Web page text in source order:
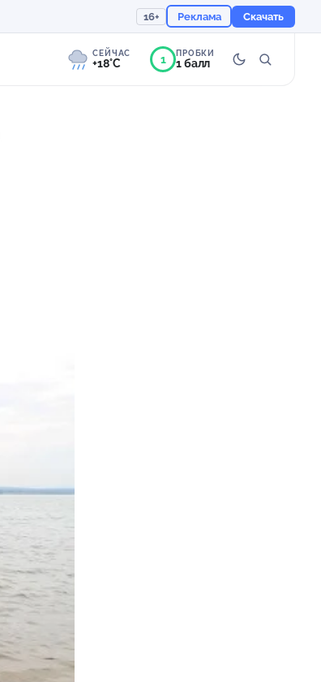
16+ Реклама Скачать
СЕЙЧАС
+18°C 1 ПРОБКИ
1 балл